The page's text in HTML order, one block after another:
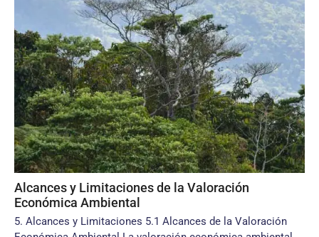
Alcances y Limitaciones de la Valoración
Económica Ambiental
5. Alcances y Limitaciones 5.1 Alcances de la Valoración